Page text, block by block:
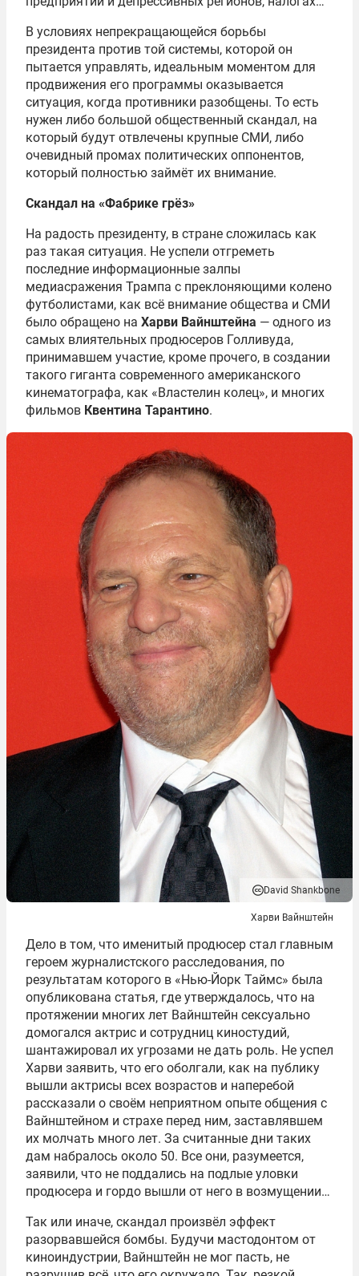
В условиях непрекращающейся борьбы
президента против той системы, которой он
пытается управлять, идеальным моментом для
продвижения его программы оказывается
ситуация, когда противники разобщены. То есть
нужен либо большой общественный скандал, на
который будут отвлечены крупные СМИ, либо
очевидный промах политических оппонентов,
который полностью займёт их внимание.
Скандал на «Фабрике грёз»
На радость президенту, в стране сложилась как
раз такая ситуация. Не успели отгреметь
последние информационные залпы
медиасражения Трампа с преклоняющими колено
футболистами, как всё внимание общества и СМИ
было обращено на Харви Вайнштейна — одного из
самых влиятельных продюсеров Голливуда,
принимавшем участие, кроме прочего, в создании
такого гиганта современного американского
кинематографа, как «Властелин колец», и многих
фильмов Квентина Тарантино.
David Shankbone
Харви Вайнштейн
Дело в том, что именитый продюсер стал главным
героем журналистского расследования, по
результатам которого в «Нью-Йорк Таймс» была
опубликована статья, где утверждалось, что на
протяжении многих лет Вайнштейн сексуально
домогался актрис и сотрудниц киностудий,
шантажировал их угрозами не дать роль. Не успел
Харви заявить, что его оболгали, как на публику
вышли актрисы всех возрастов и наперебой
рассказали о своём неприятном опыте общения с
Вайнштейном и страхе перед ним, заставлявшем
их молчать много лет. За считанные дни таких
дам набралось около 50. Все они, разумеется,
заявили, что не поддались на подлые уловки
продюсера и гордо вышли от него в возмущении…
Так или иначе, скандал произвёл эффект
разорвавшейся бомбы. Будучи мастодонтом от
киноиндустрии, Вайнштейн не мог пасть, не